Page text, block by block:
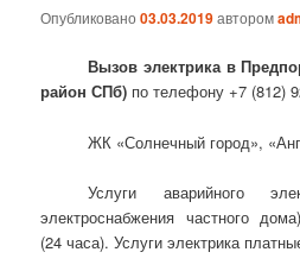
Опубликовано03.03.2019автором
Вызов электрика в
район СПб) по телефону +7 (812)
ЖК «Солнечный город»,
Услуги аварийного
электроснабжения частного
(24 часа). Услуги электрика